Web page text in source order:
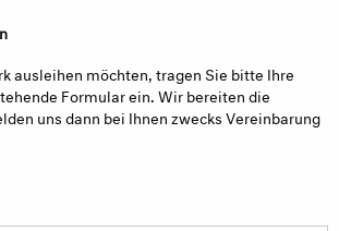
ausleihen möchten, tragen Sie bitte Ihre
Formular ein. Wir bereiten die
uns dann bei Ihnen zwecks Vereinbarung